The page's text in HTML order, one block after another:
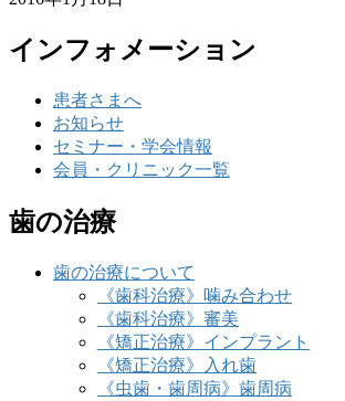
インフォメーション
患者さまへ
お知らせ
セミナー・学会情報
会員・クリニック一覧
歯の治療
歯の治療について
《歯科治療》噛み合わせ
《歯科治療》審美
《矯正治療》インプラント
《矯正治療》入れ歯
《虫歯・歯周病》歯周病